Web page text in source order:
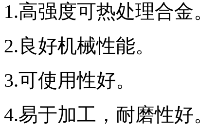
1.高强度可热处理合金。
2.良好机械性能。
3.可使用性好。
4.易于加工，耐磨性好。